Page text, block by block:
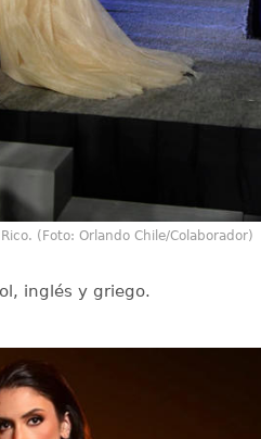
(Foto: Orlando Chile/Colaborador)
inglés y griego.